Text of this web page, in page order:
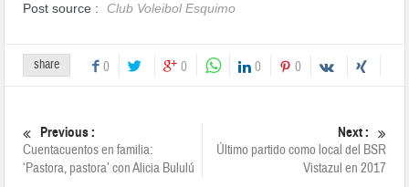
Post source : Club Voleibol Esquimo
share 0 0 0 0
Previous :
Cuentacuentos en familia:
‘Pastora, pastora’ con Alicia Bululú
Next :
Último partido como local del BSR
Vistazul en 2017